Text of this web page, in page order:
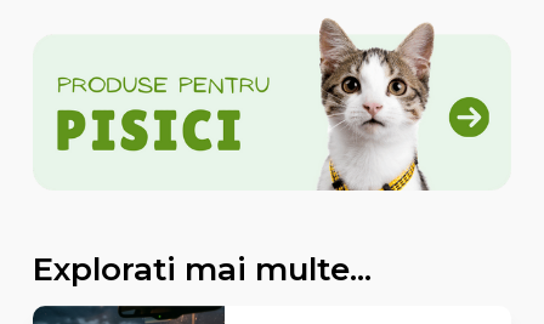
Explorati mai multe...